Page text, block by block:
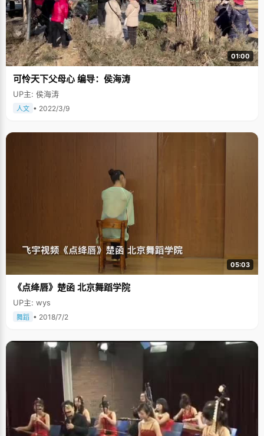
01:00
可怜天下父母心 编导：侯海涛
UP主: 侯海涛
人文 • 2022/3/9
05:03
《点绛唇》楚函 北京舞蹈学院
UP主: wys
舞蹈 • 2018/7/2